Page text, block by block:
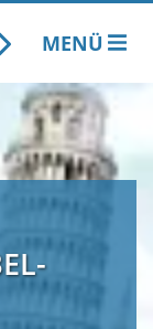
MENÜ
biztosítás